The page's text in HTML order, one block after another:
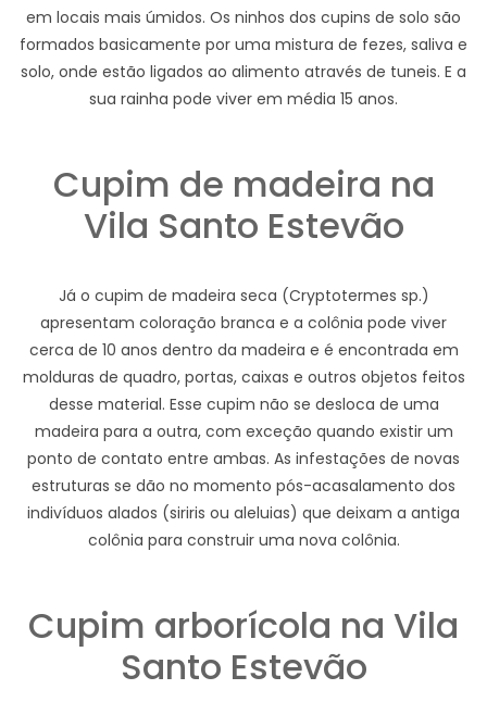
em locais mais úmidos. Os ninhos dos cupins de solo são
formados basicamente por uma mistura de fezes, saliva e
solo, onde estão ligados ao alimento através de tuneis. E a
sua rainha pode viver em média 15 anos.
Cupim de madeira na
Vila Santo Estevão
Já o cupim de madeira seca (Cryptotermes sp.)
apresentam coloração branca e a colônia pode viver
cerca de 10 anos dentro da madeira e é encontrada em
molduras de quadro, portas, caixas e outros objetos feitos
desse material. Esse cupim não se desloca de uma
madeira para a outra, com exceção quando existir um
ponto de contato entre ambas. As infestações de novas
estruturas se dão no momento pós-acasalamento dos
indivíduos alados (siriris ou aleluias) que deixam a antiga
colônia para construir uma nova colônia.
Cupim arborícola na Vila
Santo Estevão